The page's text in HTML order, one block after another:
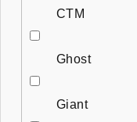
CTM
Ghost
Giant